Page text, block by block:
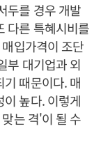
두를 경우 개발
다른 특혜시비를
입가격이 조단
부 대기업과 외
때문이다. 매
높다. 이렇게
는 격'이 될 수